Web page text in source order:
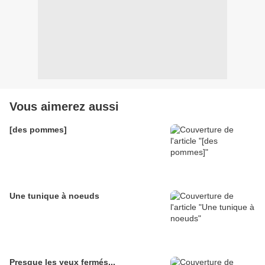
Vous aimerez aussi
[des pommes]
Une tunique à noeuds
Presque les yeux fermés...